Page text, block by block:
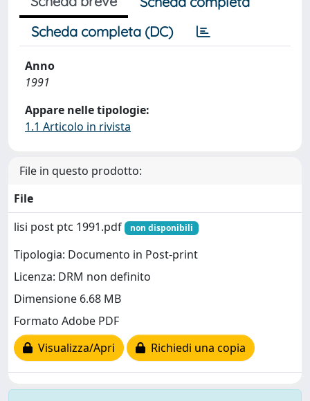
Scheda completa (DC)
Anno
1991
Appare nelle tipologie:
1.1 Articolo in rivista
File in questo prodotto:
File
lisi post ptc 1991.pdf
non disponibili
Tipologia: Documento in Post-print
Licenza: DRM non definito
Dimensione 6.68 MB
Formato Adobe PDF
Visualizza/Apri
Richiedi una copia